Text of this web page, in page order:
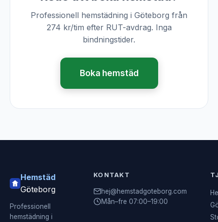
Professionell hemstädning i Göteborg från
274 kr/tim efter RUT-avdrag. Inga
bindningstider.
Boka hemstäd
Hemstäd
Göteborg
Professionell
hemstädning i
KONTAKT
hej@hemstadgoteborg.com
Mån–fre 07:00–19:00